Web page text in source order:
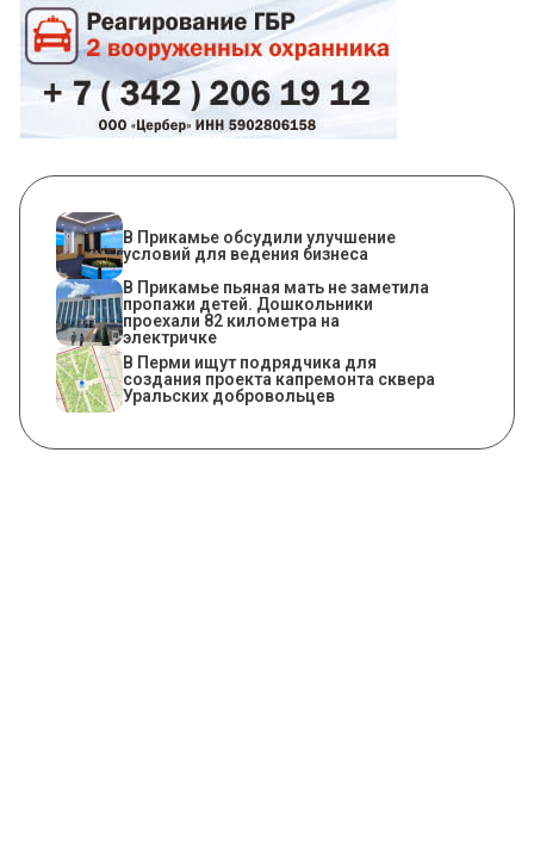
В Прикамье обсудили улучшение
условий для ведения бизнеса
В Прикамье пьяная мать не заметила
пропажи детей. Дошкольники
проехали 82 километра на
электричке
В Перми ищут подрядчика для
создания проекта капремонта сквера
Уральских добровольцев